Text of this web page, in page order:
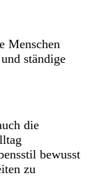
Menschen
ständige
die
bewusst
zu